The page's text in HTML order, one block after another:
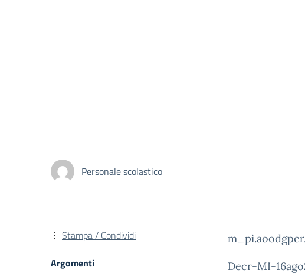
Personale scolastico
Decr-MI-
Stampa / Condividi
Argomenti